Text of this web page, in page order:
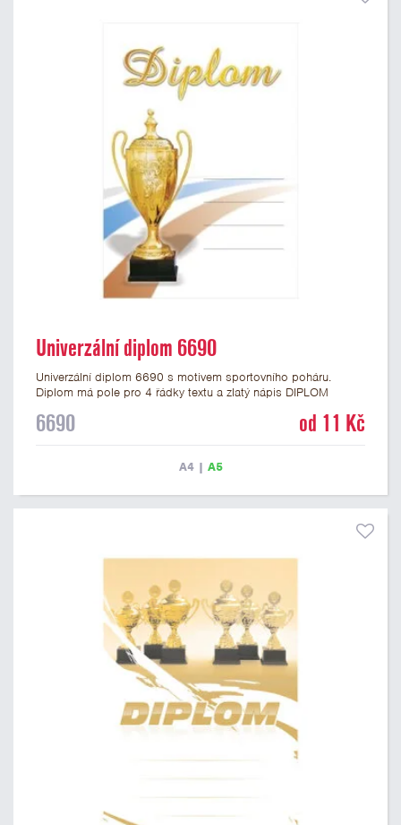
Univerzální diplom 6690
Univerzální diplom 6690 s motivem sportovního poháru.
Diplom má pole pro 4 řádky textu a zlatý nápis DIPLOM
formátu A4 a A5. Tento diplom je vhodný pro většinu událostí,
6690 od 11 Kč
A4| A5